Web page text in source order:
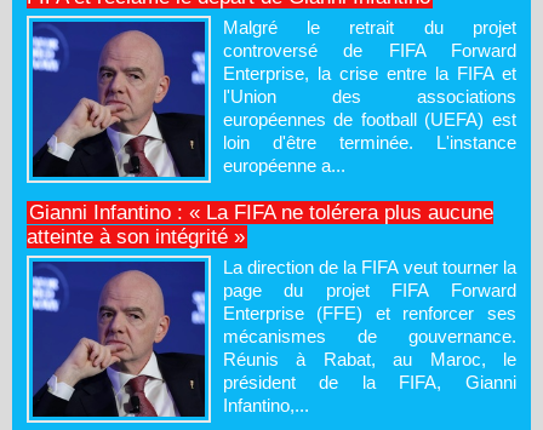
Malgré le retrait du projet
controversé de FIFA Forward
Enterprise, la crise entre la FIFA et
l'Union des associations
européennes de football (UEFA) est
loin d'être terminée. L'instance
européenne a...
Gianni Infantino : « La FIFA ne tolérera plus aucune
atteinte à son intégrité »
La direction de la FIFA veut tourner la
page du projet FIFA Forward
Enterprise (FFE) et renforcer ses
mécanismes de gouvernance.
Réunis à Rabat, au Maroc, le
président de la FIFA, Gianni
Infantino,...